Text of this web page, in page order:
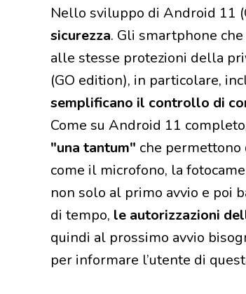
Nello sviluppo di Android 11
sicurezza. Gli smartphone
alle stesse protezioni della
(GO edition), in particolare,
semplificano il controllo di
Come su Android 11
"una tantum" che permettono
come il microfono, la
non solo al primo avvio e poi
di tempo, le autorizzazioni
quindi al prossimo avvio
per informare l’utente di